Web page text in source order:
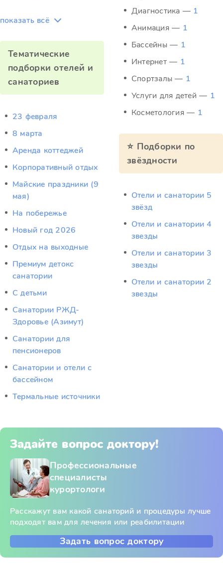
показать всё
Тематические
подборки отелей и
санаториев
23 февраля
8 марта
Аренда коттеджей
Корпоративный отдых
Майские праздники (9
мая)
На побережье
Новый год 2026
Отдых на выходные
Премиум детокс
санатории
С детьми
Санатории РЖД-
Здоровье (Азимут)
Санатории для
пенсионеров
Санатории и отели с
бассейном
Термальные источники
Диагностика — 1
Анимация — 1
Бассейны — 1
Интернет — 1
Спортзалы — 1
Услуги для детей — 1
Косметология — 1
⭐ Подборки по
звёздности
Отели и санатории 5
звёзд
Отели и санатории 4
звезды
Отели и санатории 3
звезды
Отели и санатории 2
звезды
Задайте вопрос доктору!
Профессиональные
специалисты
курортологи
Расскажут вам какой санаторий и процедуры лучше
подходят вам для лечения или реабилитации
Задать вопрос доктору